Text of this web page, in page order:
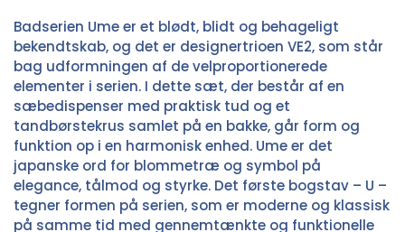
Badserien Ume er et blødt, blidt og behageligt
bekendtskab, og det er designertrioen VE2, som står
bag udformningen af de velproportionerede
elementer i serien. I dette sæt, der består af en
sæbedispenser med praktisk tud og et
tandbørstekrus samlet på en bakke, går form og
funktion op i en harmonisk enhed. Ume er det
japanske ord for blommetræ og symbol på
elegance, tålmod og styrke. Det første bogstav – U –
tegner formen på serien, som er moderne og klassisk
på samme tid med gennemtænkte og funktionelle